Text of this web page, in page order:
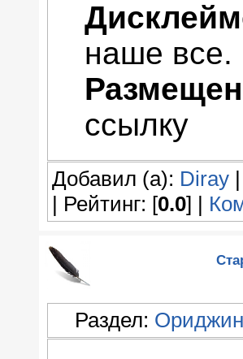
наше все.
ссылку
Добавил (а): Diray
| Рейтинг: [0.0] |
Раздел: